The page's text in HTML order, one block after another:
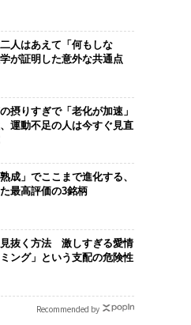
人はあえて「何もしな
が証明した意外な共通点
摂りすぎで「老化が加速」
運動不足の人は今すぐ見直
成」でここまで進化する、
最高評価の3銘柄
抜く方法 激しすぎる愛情
ング」という支配の危険性
Recommended by